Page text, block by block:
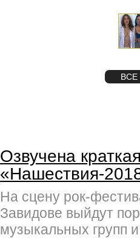
ВСЕ
Озвучена
«Нашествия-
На сцену рок-
Завидове выйдут
музыкальных групп